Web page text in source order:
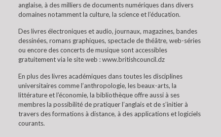
anglaise, à des milliers de documents numériques dans divers
domaines notamment la culture, la science et l’éducation.
Des livres électroniques et audio, journaux, magazines, bandes
dessinées, romans graphiques, spectacle de théâtre, web-séries
ou encore des concerts de musique sont accessibles
gratuitement via le site web : www.britishcouncil.dz
En plus des livres académiques dans toutes les disciplines
universitaires comme l’anthropologie, les beaux-arts, la
littérature et l’économie, la bibliothèque offre aussi à ses
membres la possibilité de pratiquer l’anglais et de s’initier à
travers des formations à distance, à des applications et logiciels
courants.